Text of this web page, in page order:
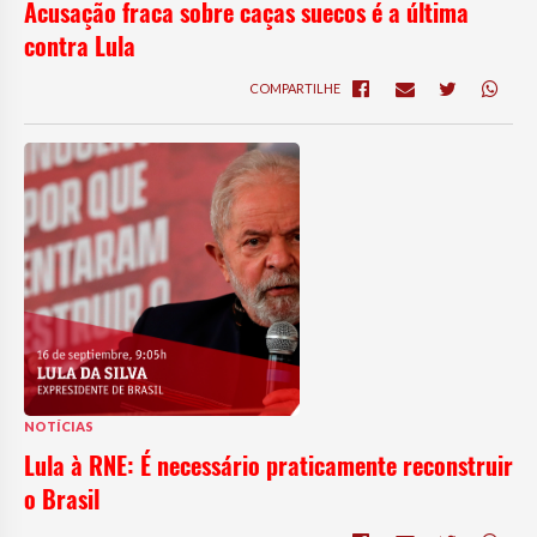
Acusação fraca sobre caças suecos é a última
contra Lula
COMPARTILHE
NOTÍCIAS
Lula à RNE: É necessário praticamente reconstruir
o Brasil